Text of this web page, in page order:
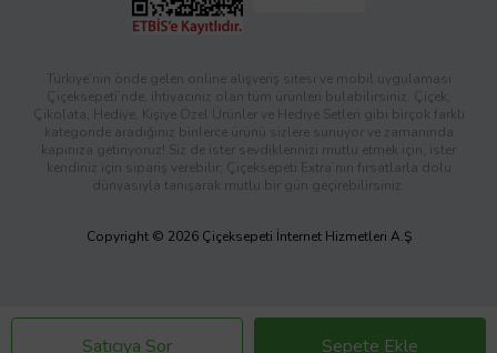
Satıcıya Sor Sepete Ekle
Türkiye’nin önde gelen online alışveriş sitesi ve mobil uygulaması
Çiçeksepeti’nde, ihtiyacınız olan tüm ürünleri bulabilirsiniz. Çiçek,
Çikolata, Hediye, Kişiye Özel Ürünler ve Hediye Setleri gibi birçok farklı
kategoride aradığınız binlerce ürünü sizlere sunuyor ve zamanında
kapınıza getiriyoruz! Siz de ister sevdiklerinizi mutlu etmek için, ister
kendiniz için sipariş verebilir; Çiçeksepeti Extra’nın fırsatlarla dolu
dünyasıyla tanışarak mutlu bir gün geçirebilirsiniz.
Copyright © 2026 Çiçeksepeti İnternet Hizmetleri A.Ş